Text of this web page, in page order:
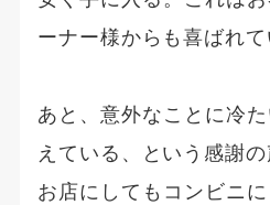
ーナー様からも喜ばれて
あと、意外なことに冷
えている、という感謝の
お店にしてもコンビニ